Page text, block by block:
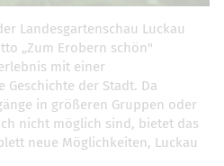
der Landesgartenschau Luckau
„Zum Erobern schön"
mit einer
Geschichte der Stadt. Da
in größeren Gruppen oder
nicht möglich sind, bietet das
neue Möglichkeiten, Luckau